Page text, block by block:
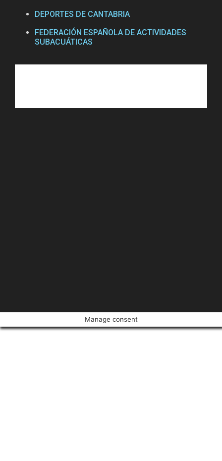
DEPORTES DE CANTABRIA
FEDERACIÓN ESPAÑOLA DE ACTIVIDADES
SUBACUÁTICAS
Manage consent